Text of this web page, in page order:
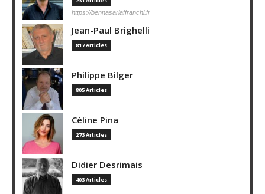
https://bennasarlaffranchi.fr
Jean-Paul Brighelli
817 Articles
Philippe Bilger
805 Articles
Céline Pina
273 Articles
Didier Desrimais
403 Articles